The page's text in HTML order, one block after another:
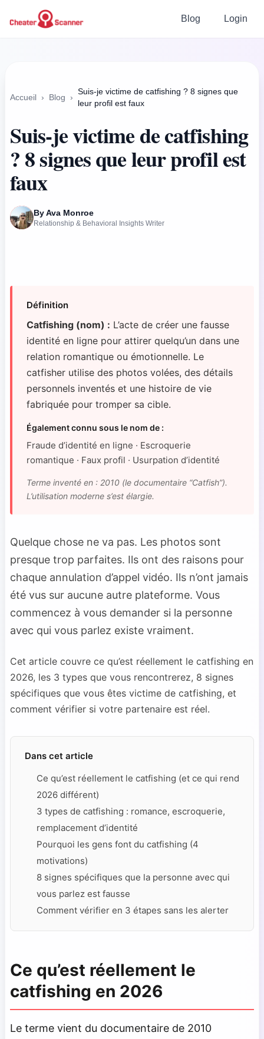
Blog Login
Accueil › Blog ›
Suis-je victime de catfishing ? 8 signes que
leur profil est faux
Suis-je victime de catfishing
? 8 signes que leur profil est
faux
By Ava Monroe
Relationship & Behavioral Insights Writer
Définition
Catfishing (nom) : L’acte de créer une fausse
identité en ligne pour attirer quelqu’un dans une
relation romantique ou émotionnelle. Le
catfisher utilise des photos volées, des détails
personnels inventés et une histoire de vie
fabriquée pour tromper sa cible.
Également connu sous le nom de :
Fraude d’identité en ligne · Escroquerie
romantique · Faux profil · Usurpation d’identité
Terme inventé en : 2010 (le documentaire “Catfish”).
L’utilisation moderne s’est élargie.
Quelque chose ne va pas. Les photos sont
presque trop parfaites. Ils ont des raisons pour
chaque annulation d’appel vidéo. Ils n’ont jamais
été vus sur aucune autre plateforme. Vous
commencez à vous demander si la personne
avec qui vous parlez existe vraiment.
Cet article couvre ce qu’est réellement le catfishing en
2026, les 3 types que vous rencontrerez, 8 signes
spécifiques que vous êtes victime de catfishing, et
comment vérifier si votre partenaire est réel.
Dans cet article
Ce qu’est réellement le catfishing (et ce qui rend
2026 différent)
3 types de catfishing : romance, escroquerie,
remplacement d’identité
Pourquoi les gens font du catfishing (4
motivations)
8 signes spécifiques que la personne avec qui
vous parlez est fausse
Comment vérifier en 3 étapes sans les alerter
Ce qu’est réellement le
catfishing en 2026
Le terme vient du documentaire de 2010